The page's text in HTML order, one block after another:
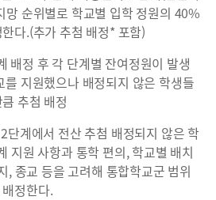
망 순위별로 학교별 입학 정원의 40%
다.(추가 추첨 배정* 포함)
배정 후 각 단계별 잔여정원이 발생
지원했으나 배정되지 않은 학생들
추첨 배정
단계에서 전산 추첨 배정되지 않은 학
지원 사항과 통학 편의, 학교별 배치
, 종교 등을 고려해 통합학교군 범위
정한다.